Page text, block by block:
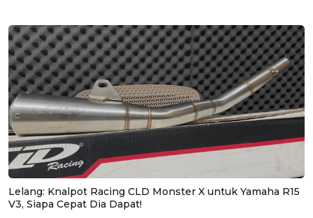
Lelang: Knalpot Racing CLD Monster X untuk Yamaha R15
V3, Siapa Cepat Dia Dapat!